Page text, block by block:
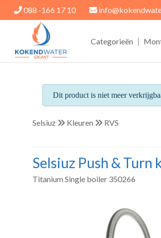
088 -166 17 10
Categorieën |
Dit product is niet meer
Selsiuz Kleuren RVS
Selsiuz Push & Turn
Titanium Single boiler 350266